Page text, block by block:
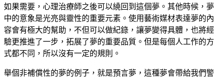
如果需要，心理治療師之後可以繞回到這個夢。其他時候，夢
中的意象是光亮與靈性的重要元素。使用藝術媒材表達夢的內
容會有極大的幫助，不但可以做紀錄，讓夢變得具體，也將經
驗更推進了一步，拓展了夢的重要品質。但是每個人工作的方
式都不同，所以沒有一定的規則。
舉個非補償性的夢的例子，就是預言夢，這種夢會帶給我們警